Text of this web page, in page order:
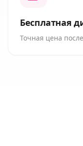
Бесплатная
Точная цена